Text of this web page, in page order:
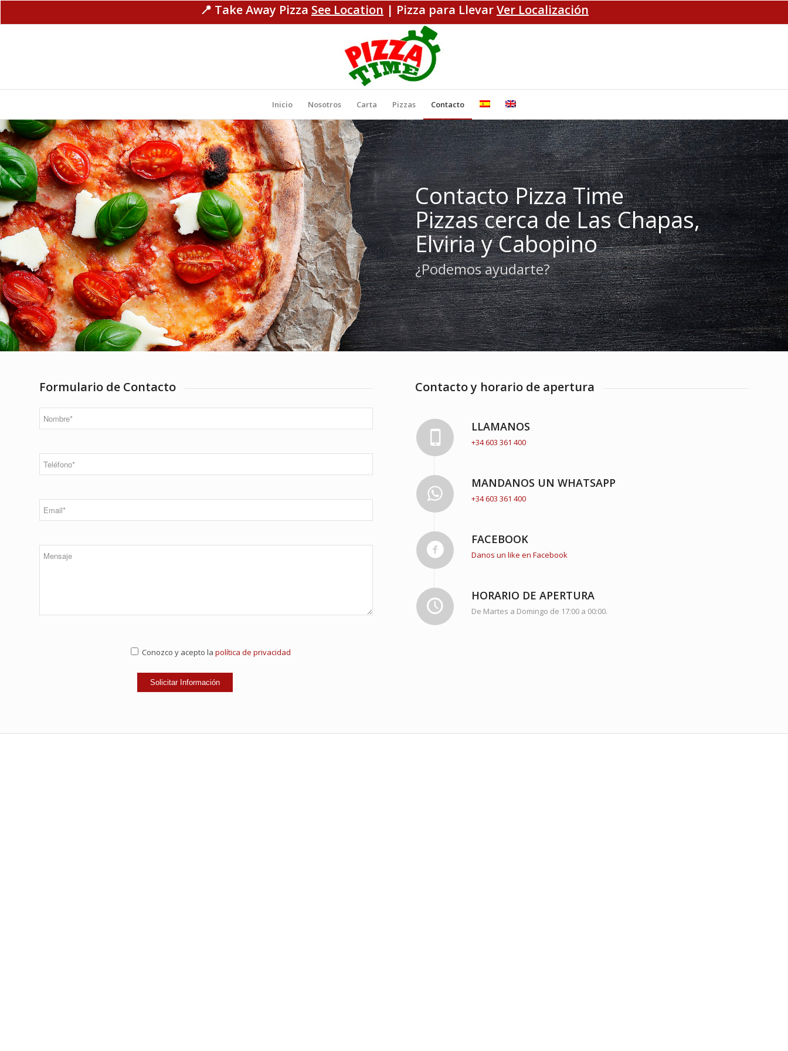
📍 Take Away Pizza See Location | Pizza para LlevarVer Localización
Inicio Nosotros Carta Pizzas Contacto
Contacto Pizza Time
Pizzas cerca de Las Chapas,
Elviria y Cabopino
¿Podemos ayudarte?
Formulario de Contacto
Conozco y acepto lapolítica de privacidad
Contacto y horario de apertura
LLAMANOS
+34 603 361 400
MANDANOS UN WHATSAPP
+34 603 361 400
FACEBOOK
Danos un like en Facebook
HORARIO DE APERTURA
De Martes a Domingo de 17:00 a 00:00.